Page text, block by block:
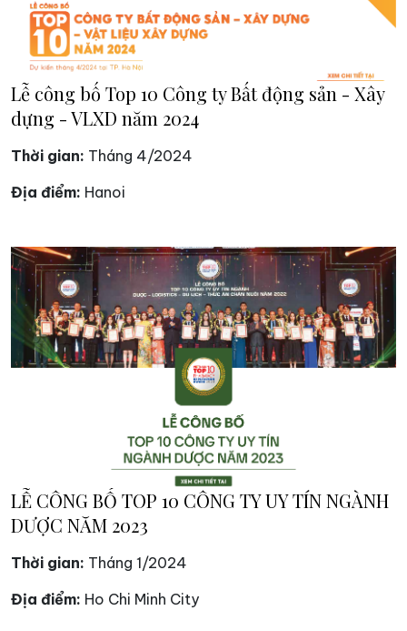
Lễ công bố Top 10 Công ty Bất động sản - Xây
dựng - VLXD năm 2024
Thời gian: Tháng 4/2024
Địa điểm: Hanoi
LỄ CÔNG BỐ TOP 10 CÔNG TY UY TÍN NGÀNH
DƯỢC NĂM 2023
Thời gian: Tháng 1/2024
Địa điểm: Ho Chi Minh City